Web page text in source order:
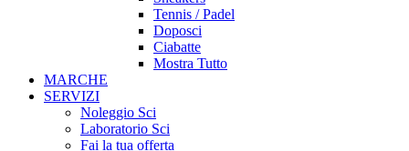
Tennis / Padel
Doposci
Ciabatte
Mostra Tutto
MARCHE
SERVIZI
Noleggio Sci
Laboratorio Sci
Fai la tua offerta